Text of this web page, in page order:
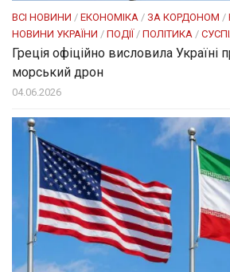
ВСІ НОВИНИ / ЕКОНОМІКА / ЗА КОРДОНОМ /
НОВИНИ УКРАЇНИ / ПОДІЇ / ПОЛІТИКА /
Греція офіційно висловила Україні
морський дрон
04.06.2026